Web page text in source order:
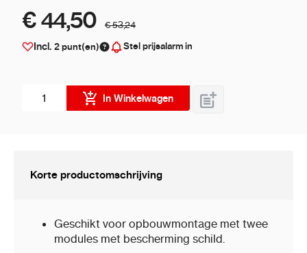
€ 44,50 € 53,24
Incl. 2punt(en) Stel prijsalarm in
In Winkelwagen
Korte productomschrijving
Geschikt voor opbouwmontage met twee
modules met bescherming schild.